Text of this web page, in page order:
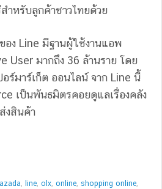
ำหรับลูกค้าชาวไทยด้วย
ง Line มีฐานผู้ใช้งานแอพ
User มากถึง 36 ล้านราย โดย
ร์มาร์เก็ต ออนไลน์ จาก Line นี้
เป็นพันธมิตรคอยดูแลเรื่องคลัง
งสินค้า
lazada, line, olx, online, shopping online,